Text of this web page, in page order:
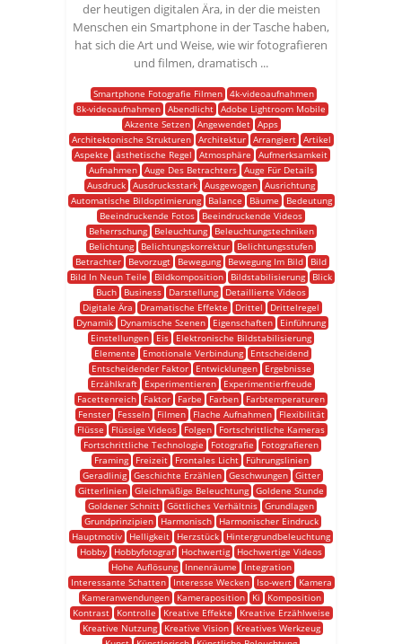
der heutigen digitalen Ära, in der die meisten
Menschen ein Smartphone in der Tasche haben,
hat sich die Art und Weise, wie wir fotografieren
und filmen, dramatisch ...
Smartphone Fotografie Filmen
4k-videoaufnahmen
8k-videoaufnahmen Abendlicht Adobe Lightroom Mobile
Akzente Setzen
Angewendet
Apps
Architektonische Strukturen
Architektur Arrangiert
Artikel
Aspekte
ästhetische Regel Atmosphäre
Aufmerksamkeit
Aufnahmen
Auge Des Betrachters
Auge Für Details
Ausdruck Ausdrucksstark Ausgewogen Ausrichtung
Automatische Bildoptimierung
Balance Bäume
Bedeutung
Beeindruckende Fotos
Beeindruckende Videos
Beherrschung
Beleuchtung
Beleuchtungstechniken
Belichtung
Belichtungskorrektur
Belichtungsstufen
Betrachter
Bevorzugt Bewegung Bewegung Im Bild
Bild
Bild In Neun Teile
Bildkomposition Bildstabilisierung
Blick
Buch
Business Darstellung
Detaillierte Videos
Digitale Ära
Dramatische Effekte Drittel
Drittelregel
Dynamik
Dynamische Szenen Eigenschaften
Einführung
Einstellungen
Eis
Elektronische Bildstabilisierung
Elemente
Emotionale Verbindung
Entscheidend
Entscheidender Faktor
Entwicklungen
Ergebnisse
Erzählkraft
Experimentieren
Experimentierfreude
Facettenreich
Faktor Farbe Farben
Farbtemperaturen
Fenster
Fesseln Filmen Flache Aufnahmen
Flexibilität
Flüsse
Flüssige Videos Folgen
Fortschrittliche Kameras
Fortschrittliche Technologie
Fotografie
Fotografieren
Framing
Freizeit Frontales Licht
Führungslinien
Geradlinig
Geschichte Erzählen Geschwungen
Gitter
Gitterlinien Gleichmäßige Beleuchtung Goldene Stunde
Goldener Schnitt Göttliches Verhältnis Grundlagen
Grundprinzipien
Harmonisch
Harmonischer Eindruck
Hauptmotiv
Helligkeit Herzstück
Hintergrundbeleuchtung
Hobby
Hobbyfotograf Hochwertig
Hochwertige Videos
Hohe Auflösung
Innenräume
Integration
Interessante Schatten
Interesse Wecken Iso-wert
Kamera
Kameranwendungen
Kameraposition Ki
Komposition
Kontrast
Kontrolle Kreative Effekte
Kreative Erzählweise
Kreative Nutzung
Kreative Vision
Kreatives Werkzeug